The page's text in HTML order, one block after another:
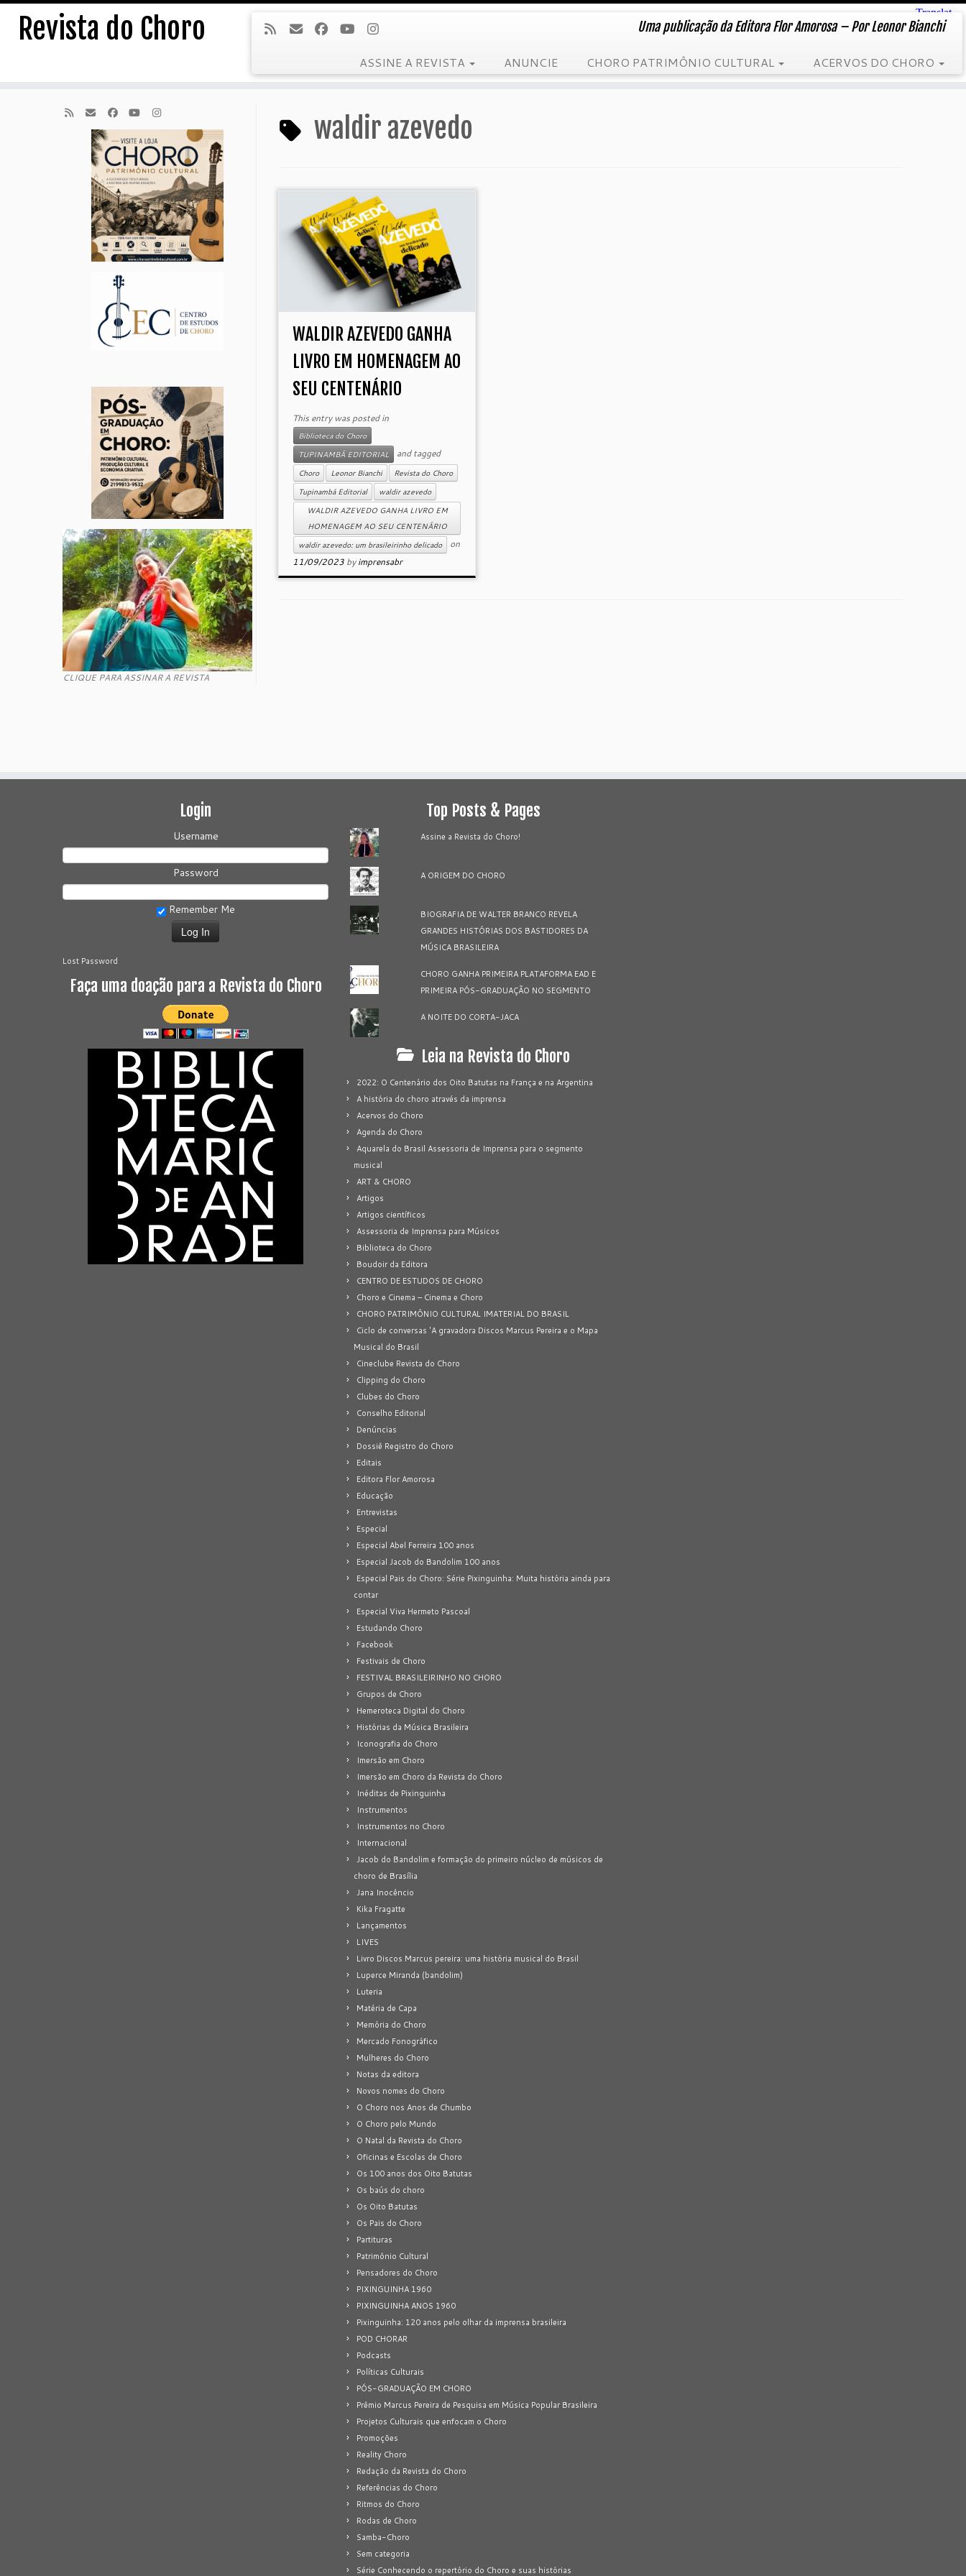
Skip
contentRevista do Choro Uma publicação da Editora Flor Amorosa – Por Leonor Bianchi
ASSINE A REVISTA ANUNCIE CHORO PATRIMÔNIO CULTURAL ACERVOS DO CHORO
CLIQUE PARA ASSINAR A REVISTA
waldir azevedo
WALDIR AZEVEDO GANHA
LIVRO EM HOMENAGEM AO
SEU CENTENÁRIO
This entry was posted in
Biblioteca do Choro
TUPINAMBÁ EDITORIAL
and tagged
Choro Leonor Bianchi
Revista do Choro
Tupinambá Editorial
waldir azevedo
WALDIR AZEVEDO GANHA LIVRO EM
HOMENAGEM AO SEU CENTENÁRIO
waldir azevedo: um brasileirinho delicado
on
11/09/2023 byimprensabr
Login
Username
Password
Remember Me
Lost Password
Faça uma doação para a Revista do Choro
Top Posts & Pages
Assine a Revista do Choro!
A ORIGEM DO CHORO
BIOGRAFIA DE WALTER BRANCO REVELA
GRANDES HISTÓRIAS DOS BASTIDORES DA
MÚSICA BRASILEIRA
CHORO GANHA PRIMEIRA PLATAFORMA EAD E
PRIMEIRA PÓS-GRADUAÇÃO NO SEGMENTO
A NOITE DO CORTA-JACA
Leia na Revista do Choro
2022: O Centenário dos Oito Batutas na França e na Argentina
A história do choro através da imprensa
Acervos do Choro
Agenda do Choro
Aquarela do Brasil Assessoria de Imprensa para o segmento
musical
ART & CHORO
Artigos
Artigos científicos
Assessoria de Imprensa para Músicos
Biblioteca do Choro
Boudoir da Editora
CENTRO DE ESTUDOS DE CHORO
Choro e Cinema – Cinema e Choro
CHORO PATRIMÔNIO CULTURAL IMATERIAL DO BRASIL
Ciclo de conversas 'A gravadora Discos Marcus Pereira e o Mapa
Musical do Brasil
Cineclube Revista do Choro
Clipping do Choro
Clubes do Choro
Conselho Editorial
Denúncias
Dossiê Registro do Choro
Editais
Editora Flor Amorosa
Educação
Entrevistas
Especial
Especial Abel Ferreira 100 anos
Especial Jacob do Bandolim 100 anos
Especial Pais do Choro: Série Pixinguinha: Muita história ainda para
contar
Especial Viva Hermeto Pascoal
Estudando Choro
Facebook
Festivais de Choro
FESTIVAL BRASILEIRINHO NO CHORO
Grupos de Choro
Hemeroteca Digital do Choro
Histórias da Música Brasileira
Iconografia do Choro
Imersão em Choro
Imersão em Choro da Revista do Choro
Inéditas de Pixinguinha
Instrumentos
Instrumentos no Choro
Internacional
Jacob do Bandolim e formação do primeiro núcleo de músicos de
choro de Brasília
Jana Inocêncio
Kika Fragatte
Lançamentos
LIVES
Livro Discos Marcus pereira: uma história musical do Brasil
Luperce Miranda (bandolim)
Luteria
Matéria de Capa
Memória do Choro
Mercado Fonográfico
Mulheres do Choro
Notas da editora
Novos nomes do Choro
O Choro nos Anos de Chumbo
O Choro pelo Mundo
O Natal da Revista do Choro
Oficinas e Escolas de Choro
Os 100 anos dos Oito Batutas
Os baús do choro
Os Oito Batutas
Os Pais do Choro
Partituras
Patrimônio Cultural
Pensadores do Choro
PIXINGUINHA 1960
PIXINGUINHA ANOS 1960
Pixinguinha: 120 anos pelo olhar da imprensa brasileira
POD CHORAR
Podcasts
Políticas Culturais
PÓS-GRADUAÇÃO EM CHORO
Prêmio Marcus Pereira de Pesquisa em Música Popular Brasileira
Projetos Culturais que enfocam o Choro
Promoções
Reality Choro
Redação da Revista do Choro
Referências do Choro
Ritmos do Choro
Rodas de Choro
Samba-Choro
Sem categoria
Série Conhecendo o repertório do Choro e suas histórias